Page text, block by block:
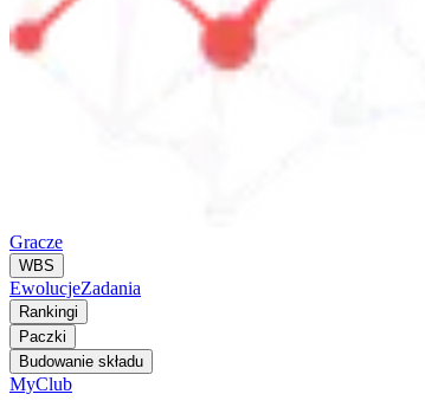
Gracze
WBS
EwolucjeZadania
Rankingi
Paczki
Budowanie składu
MyClub